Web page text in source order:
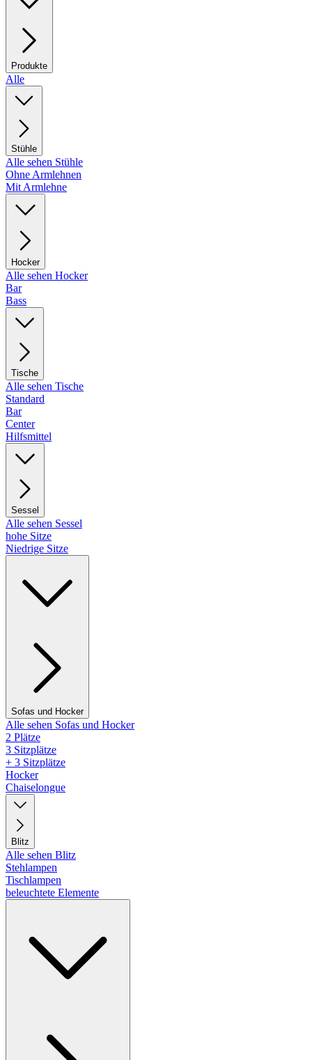
Produkte
Alle
Stühle
Alle sehen Stühle
Ohne Armlehnen
Mit Armlehne
Hocker
Alle sehen Hocker
Bar
Bass
Tische
Alle sehen Tische
Standard
Bar
Center
Hilfsmittel
Sessel
Alle sehen Sessel
hohe Sitze
Niedrige Sitze
Sofas und Hocker
Alle sehen Sofas und Hocker
2 Plätze
3 Sitzplätze
+ 3 Sitzplätze
Hocker
Chaiselongue
Blitz
Alle sehen Blitz
Stehlampen
Tischlampen
beleuchtete Elemente